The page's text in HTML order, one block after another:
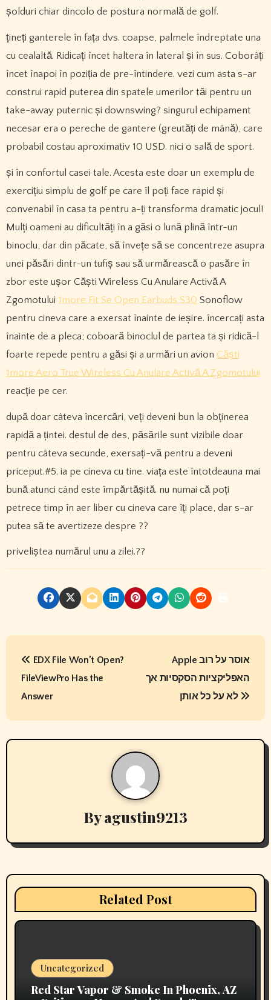
șolduri chiar dincolo de postura normală de golf.
țineți ganterele în fața dvs. coapse, palmele îndreptate una
cu cealaltă. Ridicați încet haltera în lateral și în sus. Coborâți
încet înapoi în poziția de pre-întindere. vezi cum asta s-ar
construi rapid puterea din spatele umerilor tăi pentru un
take-away puternic și downswing? singurul echipament
necesar era o pereche de gantere (greutăți de mână), care
probabil costau aproximativ 10 USD. nici o sală de sport.
și în confortul casei tale. Acesta este doar un exemplu de
exercițiu simplu de golf pe care îl poți face rapid și
convenabil în casa ta pentru a-ți transforma dramatic jocul!
Mulți oameni au dificultăți în a găsi o lună plină într-un
binoclu, dar din păcate, să învețe să se concentreze asupra
unei păsări dintr-un tufiș sau să urmărească o pasăre în
zbor este ușor Căști Wireless Cu Anulare Activă A
Zgomotului 1more Fit Se Open Earbuds S30 Sonoflow
pentru cineva care a exersat înainte de ieșire. încercați asta
înainte de a pleca; coboară binoclul de partea ta și ridică-l
foarte repede pentru a găsi și a urmări un avion Căști
1more Aero True Wireless Cu Anulare Activă A Zgomotului
reacție pe cer.
după doar câteva încercări, veți deveni bun la obținerea
rapidă a țintei. destul de des, păsările sunt vizibile doar
pentru câteva secunde, exersați-vă pentru a deveni
priceput.#5. ia pe cineva cu tine. viața este întotdeauna mai
bună atunci când este împărtășită. nu numai că poți
petrece timp în aer liber cu cineva care îți place, dar s-ar
putea să te avertizeze despre ??
priveliștea numărul unu a zilei.??
P
t
n
g
a
EDX File Won’t Open?
FileViewPro Has the
Answer
Apple אוסר על רוב
האפליקציות הסקסיות אך
לא על כל אותן
Byagustin9213
Related Post
Uncategorized
Red Star Vapor & Smoke In Phoenix, AZ